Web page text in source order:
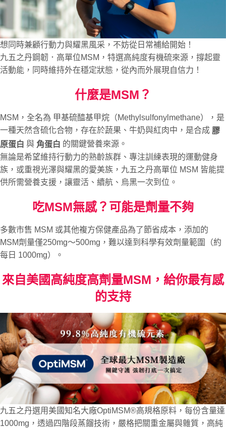
想同時兼顧行動力與耀黑風采，不妨從日常補給開始！
九五之丹鋼韌．高單位MSM，特選高純度有機硫來源，撐起靈
活動能，同時維持外在穩定狀態，從內而外展現自信力！
什麼是MSM？
MSM，全名為 甲基硫醯基甲烷（Methylsulfonylmethane），是
一種天然含硫化合物，存在於蔬果、牛奶與紅肉中，是合成 膠
原蛋白 與 角蛋白 的關鍵營養來源。
無論是希望維持行動力的熟齡族群、專注訓練表現的運動健身
族，或重視光澤與耀黑的愛美族，九五之丹高單位 MSM 皆能提
供所需營養支援，讓靈活、續航、烏黑一次到位。
吃MSM無感？可能是劑量不夠
多數市售 MSM 或其他複方保健產品為了節省成本，添加的
MSM劑量僅250mg～500mg，難以達到科學有效劑量範圍（約
每日 1000mg）。
來自美國高純度高劑量MSM，給你最有感
的支持
九五之丹選用美國知名大廠OptiMSM®高規格原料，每份含量達
1000mg，透過四階段蒸餾技術，嚴格把關重金屬與雜質，高純